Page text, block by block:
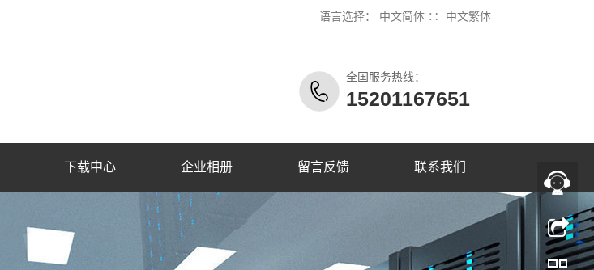
语言选择： 中文简体 ∷ 中文繁体
全国服务热线：
15201167651
下载中心 企业相册 留言反馈 联系我们